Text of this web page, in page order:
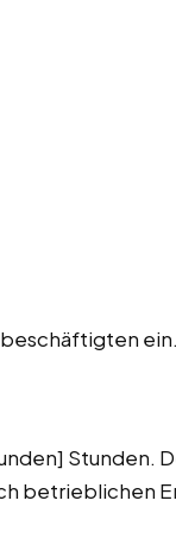
Stunden.
betrieblichen